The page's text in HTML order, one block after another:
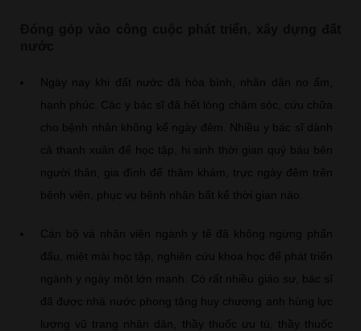
Ngày nay khi đất nước đã hòa bình, nhân dân no ấm,
hạnh phúc. Các y bác sĩ đã hết lòng chăm sóc, cứu chữa
cho bệnh nhân không kể ngày đêm. Nhiều y bác sĩ dành
cả thanh xuân để học tập, hi sinh thời gian quý báu bên
người thân, gia đình để thăm khám, trực ngày đêm trên
bệnh viện, phục vụ bệnh nhân bất kể thời gian nào.
Cán bộ và nhân viên ngành y tế đã không ngừng phấn
đấu, miệt mài học tập, nghiên cứu khoa học để phát triển
ngành y ngày một lớn mạnh. Có rất nhiều giáo sư, bác sĩ
đã được nhà nước phong tặng huy chương anh hùng lực
lượng vũ trang nhân dân, thầy thuốc ưu tú, thầy thuốc